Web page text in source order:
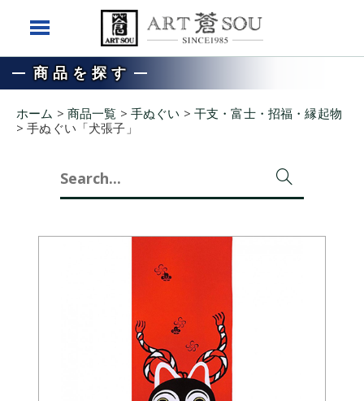
商品を探す
ホーム > 商品一覧 > 手ぬぐい >干支・富士・招福・縁起物
>手ぬぐい「犬張子」
Search